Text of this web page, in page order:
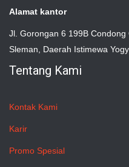
Alamat kantor
Jl. Gorongan 6 199B
Sleman, Daerah Istimewa
Tentang Kami
Kontak Kami
Karir
Promo Spesial